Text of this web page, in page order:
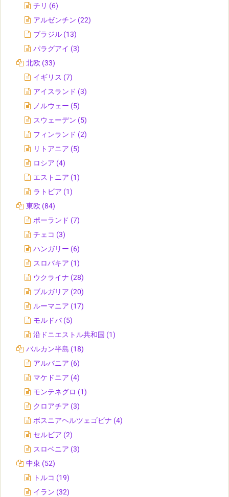
チリ (6)
アルゼンチン (22)
ブラジル (13)
パラグアイ (3)
北欧 (33)
イギリス (7)
アイスランド (3)
ノルウェー (5)
スウェーデン (5)
フィンランド (2)
リトアニア (5)
ロシア (4)
エストニア (1)
ラトビア (1)
東欧 (84)
ポーランド (7)
チェコ (3)
ハンガリー (6)
スロバキア (1)
ウクライナ (28)
ブルガリア (20)
ルーマニア (17)
モルドバ(5)
沿ドニエストル共和国 (1)
バルカン半島 (18)
アルバニア (6)
マケドニア (4)
モンテネグロ (1)
クロアチア (3)
ボスニアヘルツェゴビナ (4)
セルビア (2)
スロベニア (3)
中東 (52)
トルコ (19)
イラン (32)